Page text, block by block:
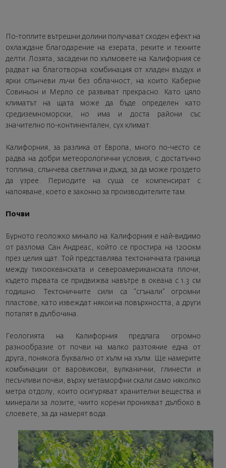
По-топлите вътрешни долини получават сходен ефект на
охлаждане благодарение на езерата, реките и техните
делти. Лозята, засадени по хълмовете на Калифорния се
радват на благотворна комбинация от хладен въздух и
ярки слънчеви лъчи без облачност, на които Каберне
Совиньон и Мерло се развиват прекрасно. Като цяло
климатът на щата може да бъде определен като
средиземноморски, но има и доста райони със
значително по-континентален, сух климат.
Калифорния, за разлика от Европа, много по-често се
радва на добри метеорологични условия, с достатъчно
топлина, слънчева светлина и дъжд, за да може гроздето
да узрее. Периодите на суша се компенсират с
напояване, което е законно за производителите там.
Почви
Бурното геоложко минало на Калифорния е най-видимо
от разлома Сан Андреас, който се простира на 1200км
през целия щат. Той представлява тектоничната граница
между тихоокеанската и североамериканската плочи,
където първата се придвижва навътре в океана с 1.3 см
годишно. Тектоничните сили са “сгънали” огромни
пластове, като извеждат някои на повърхността, а други
потапят в дълбочина.
Геологията на Калифорния предлага огромно
разнообразие от почви на малко разтояние една от
друга, понякога буквално от хълм на хълм. Ще намерите
комбинации от варовикови, вулканични, глинести и
песъчливи почви, върху метаморфни скали само няколко
метра отдолу, които осигуряват хранителни вещества и
минерали за лозите, чиито корени проникват дълбоко в
слоевете, за да намерят вода.